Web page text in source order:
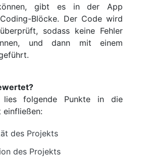
gibt es in der App
Blöcke. Der Code wird
sodass keine Fehler
und dann mit einem
lies folgende Punkte in die
einfließen:
des Projekts
des Projekts